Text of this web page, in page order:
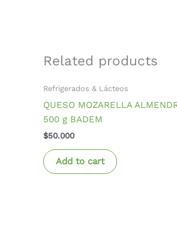
Related products
Refrigerados & Lácteos
QUESO MOZARELLA
500 g BADEM
$50.000
Add to cart